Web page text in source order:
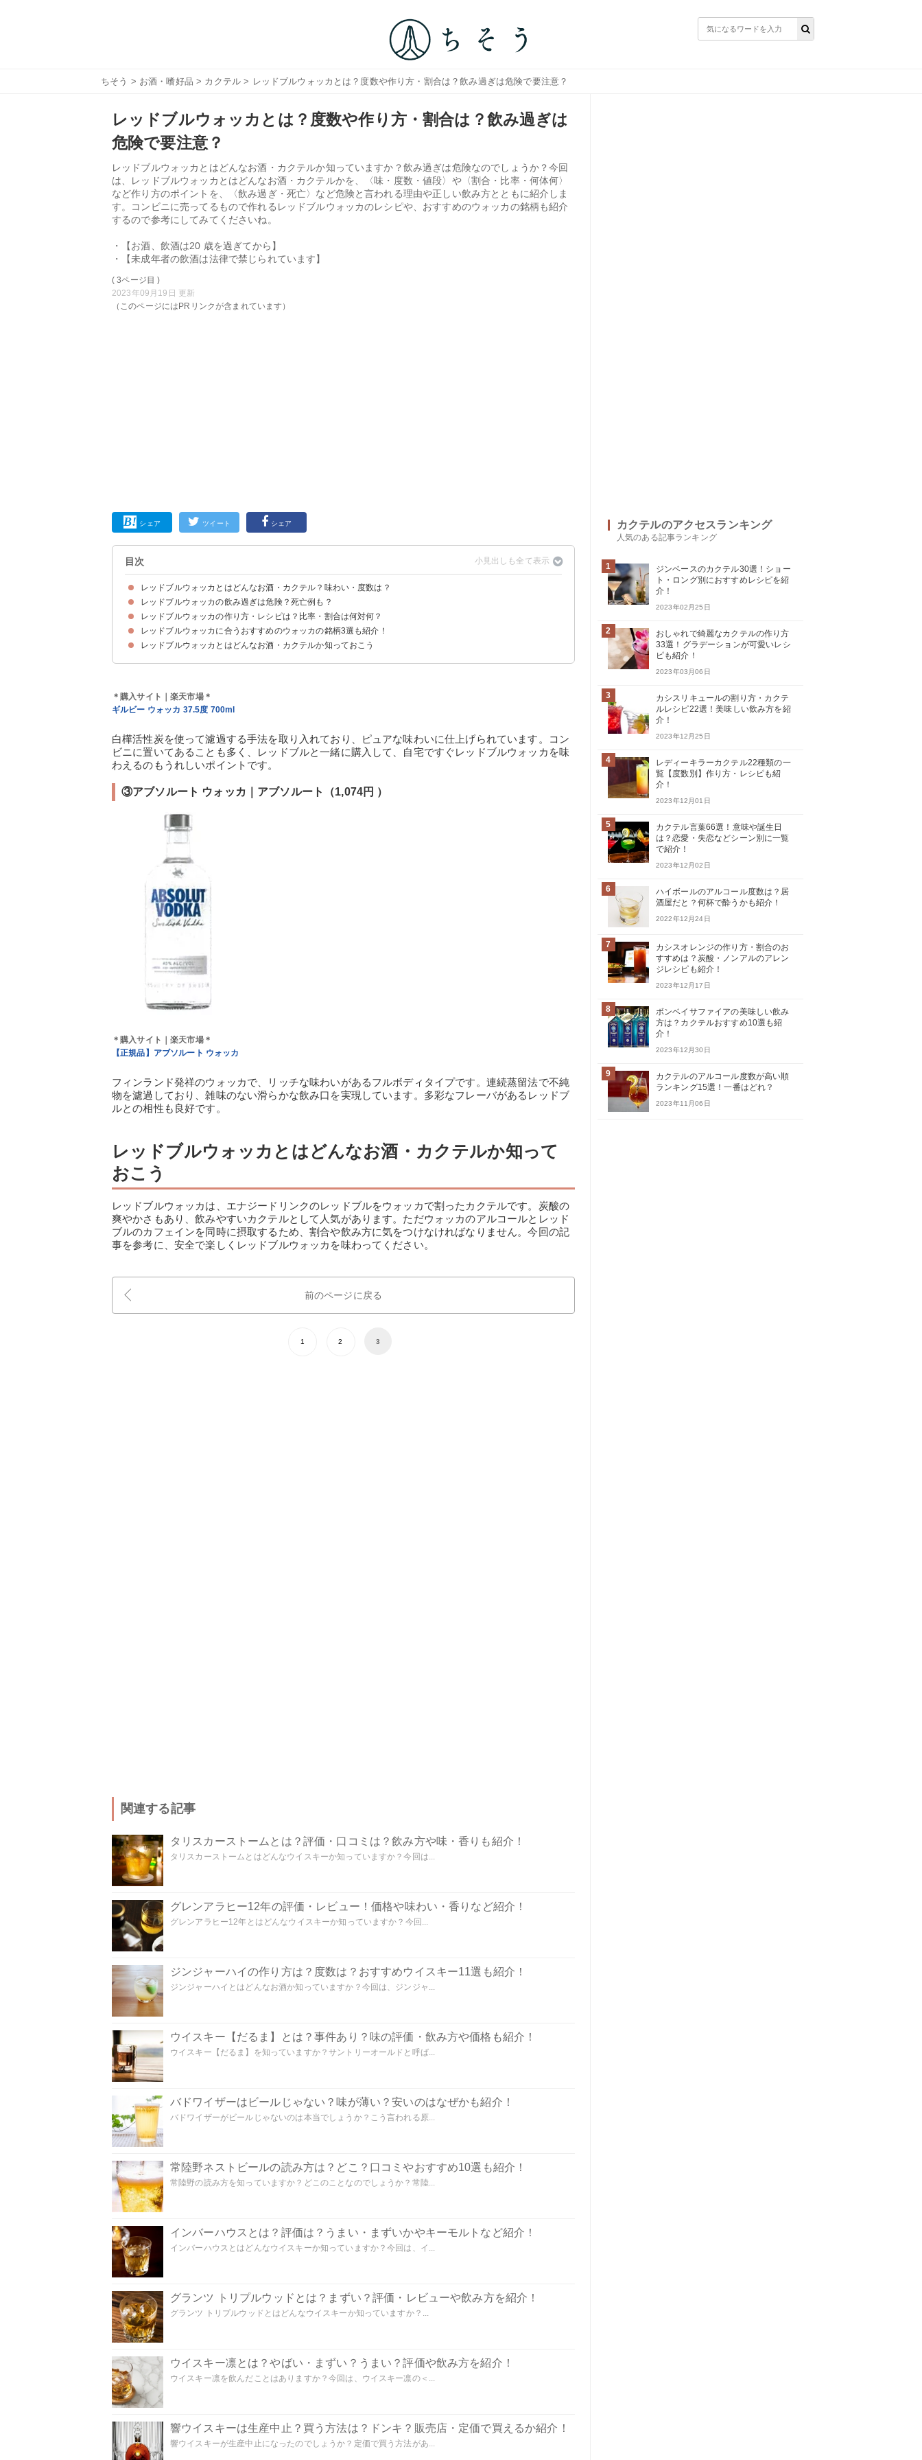
ちそう > お酒・嗜好品 > カクテル > レッドブルウォッカとは？度数や作り方・割合は？飲み過ぎは危険で要注意？
レッドブルウォッカとは？度数や作り方・割合は？飲み過ぎは
危険で要注意？
レッドブルウォッカとはどんなお酒・カクテルか知っていますか？飲み過ぎは危険なのでしょうか？今回
は、レッドブルウォッカとはどんなお酒・カクテルかを、〈味・度数・値段〉や〈割合・比率・何体何〉
など作り方のポイントを、〈飲み過ぎ・死亡〉など危険と言われる理由や正しい飲み方とともに紹介しま
す。コンビニに売ってるもので作れるレッドブルウォッカのレシピや、おすすめのウォッカの銘柄も紹介
するので参考にしてみてくださいね。
・【お酒、飲酒は20 歳を過ぎてから】
・【未成年者の飲酒は法律で禁じられています】
( 3ページ目 )
2023年09月19日 更新
（このページにはPRリンクが含まれています）
シェア ツイート シェア
目次
レッドブルウォッカとはどんなお酒・カクテル？味わい・度数は？
レッドブルウォッカとはエナジードリンク「レッドブル」をウォッカで割ったカクテル
レッドブルウォッカの味わい・香り
レッドブルウォッカのアルコール度数は12％程度
レッドブルウォッカをクラブ・居酒屋で飲む場合の値段
レッドブルウォッカの飲み過ぎは危険？死亡例も？
危険とされる理由①レッドブルに含まれるカフェイン
危険とされる理由②アルコール・カフェインの同時摂取
危険とされる理由③レッドブルの飲み過ぎによる死亡例
レッドブルウォッカの安全な飲み方・摂取量の目安
レッドブルウォッカの作り方・レシピは？比率・割合は何対何？
材料
作り方・手順
レッドブルウォッカに合うおすすめのウォッカの銘柄3選も紹介！
①スミノフ ウォッカ レッド｜スミノフ（998円）
②ギルビー ウォッカ｜ギルビー（776円）
③アブソルート ウォッカ｜アブソルート（1,074円 ）
レッドブルウォッカとはどんなお酒・カクテルか知っておこう
＊購入サイト｜楽天市場＊
ギルビー ウォッカ 37.5度 700ml
白樺活性炭を使って濾過する手法を取り入れており、ピュアな味わいに仕上げられています。コン
ビニに置いてあることも多く、レッドブルと一緒に購入して、自宅ですぐレッドブルウォッカを味
わえるのもうれしいポイントです。
③アブソルート ウォッカ｜アブソルート（1,074円 ）
＊購入サイト｜楽天市場＊
【正規品】アブソルート ウォッカ
フィンランド発祥のウォッカで、リッチな味わいがあるフルボディタイプです。連続蒸留法で不純
物を濾過しており、雑味のない滑らかな飲み口を実現しています。多彩なフレーバがあるレッドブ
ルとの相性も良好です。
レッドブルウォッカとはどんなお酒・カクテルか知って
おこう
レッドブルウォッカは、エナジードリンクのレッドブルをウォッカで割ったカクテルです。炭酸の
爽やかさもあり、飲みやすいカクテルとして人気があります。ただウォッカのアルコールとレッド
ブルのカフェインを同時に摂取するため、割合や飲み方に気をつけなければなりません。今回の記
事を参考に、安全で楽しくレッドブルウォッカを味わってください。
前のページに戻る
1 2 3
関連する記事
タリスカーストームとは？評価・口コミは？飲み方や味・香りも紹介！
タリスカーストームとはどんなウイスキーか知っていますか？今回は...
グレンアラヒー12年の評価・レビュー！価格や味わい・香りなど紹介！
グレンアラヒー12年とはどんなウイスキーか知っていますか？今回...
ジンジャーハイの作り方は？度数は？おすすめウイスキー11選も紹介！
ジンジャーハイとはどんなお酒か知っていますか？今回は、ジンジャ...
ウイスキー【だるま】とは？事件あり？味の評価・飲み方や価格も紹介！
ウイスキー【だるま】を知っていますか？サントリーオールドと呼ば...
バドワイザーはビールじゃない？味が薄い？安いのはなぜかも紹介！
バドワイザーがビールじゃないのは本当でしょうか？こう言われる原...
常陸野ネストビールの読み方は？どこ？口コミやおすすめ10選も紹介！
常陸野の読み方を知っていますか？どこのことなのでしょうか？常陸...
インバーハウスとは？評価は？うまい・まずいかやキーモルトなど紹介！
インバーハウスとはどんなウイスキーか知っていますか？今回は、イ...
グランツ トリプルウッドとは？まずい？評価・レビューや飲み方を紹介！
グランツ トリプルウッドとはどんなウイスキーか知っていますか？...
ウイスキー凛とは？やばい・まずい？うまい？評価や飲み方を紹介！
ウイスキー凛を飲んだことはありますか？今回は、ウイスキー凛の＜...
響ウイスキーは生産中止？買う方法は？ドンキ？販売店・定価で買えるか紹介！
響ウイスキーが生産中止になったのでしょうか？定価で買う方法があ...
カクテルのアクセスランキング
人気のある記事ランキング
1
ジンベースのカクテル30選！ショー
ト・ロング別におすすめレシピを紹
介！
2023年02月25日
2
おしゃれで綺麗なカクテルの作り方
33選！グラデーションが可愛いレシ
ピも紹介！
2023年03月06日
3
カシスリキュールの割り方・カクテ
ルレシピ22選！美味しい飲み方を紹
介！
2023年12月25日
4
レディーキラーカクテル22種類の一
覧【度数別】作り方・レシピも紹
介！
2023年12月01日
5
カクテル言葉66選！意味や誕生日
は？恋愛・失恋などシーン別に一覧
で紹介！
2023年12月02日
6
ハイボールのアルコール度数は？居
酒屋だと？何杯で酔うかも紹介！
2022年12月24日
7
カシスオレンジの作り方・割合のお
すすめは？炭酸・ノンアルのアレン
ジレシピも紹介！
2023年12月17日
8
ボンベイサファイアの美味しい飲み
方は？カクテルおすすめ10選も紹
介！
2023年12月30日
9
カクテルのアルコール度数が高い順
ランキング15選！一番はどれ？
2023年11月06日